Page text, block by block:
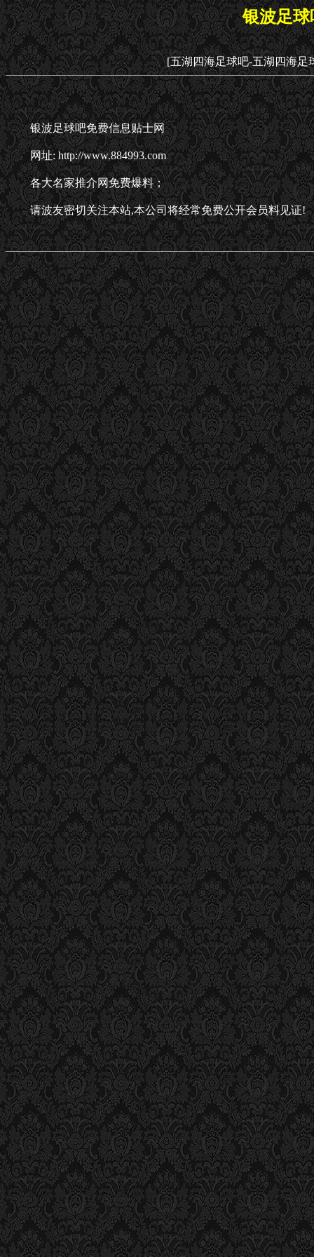
银波足
[五湖四海足球吧-五湖四海足
银波足球吧免费信息贴士网
网址: http://www.884993.com
各大名家推介网免费爆料；
请波友密切关注本站,本公司将经常免费公开会员料见证!